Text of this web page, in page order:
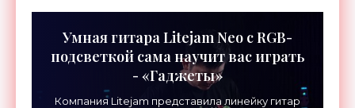
Умная гитара Litejam Neo с RGB-
подсветкой сама научит вас играть
- «Гаджеты»
Компания Litejam представила линейку гитар